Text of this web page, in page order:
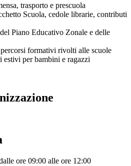
trasporto e prescuola
Scuola, cedole librarie, contributi
Piano Educativo Zonale e delle
formativi rivolti alle scuole
estivi per bambini e ragazzi
ore 09:00 alle ore 12:00